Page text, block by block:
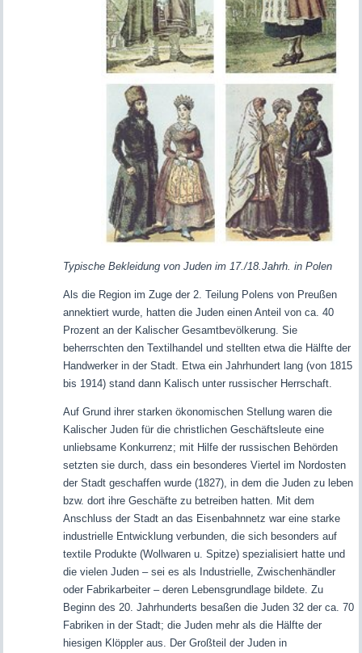
Typische Bekleidung von Juden im 17./18.Jahrh. in Polen
Als die Region im Zuge der 2. Teilung Polens von Preußen
annektiert wurde, hatten die Juden einen Anteil von ca. 40
Prozent an der Kalischer Gesamtbevölkerung. Sie
beherrschten den Textilhandel und stellten etwa die Hälfte der
Handwerker in der Stadt. Etwa ein Jahrhundert lang (von 1815
bis 1914) stand dann Kalisch unter russischer Herrschaft.
Auf Grund ihrer starken ökonomischen Stellung waren die
Kalischer Juden für die christlichen Geschäftsleute eine
unliebsame Konkurrenz; mit Hilfe der russischen Behörden
setzten sie durch, dass ein besonderes Viertel im Nordosten
der Stadt geschaffen wurde (1827), in dem die Juden zu leben
bzw. dort ihre Geschäfte zu betreiben hatten. Mit dem
Anschluss der Stadt an das Eisenbahnnetz war eine starke
industrielle Entwicklung verbunden, die sich besonders auf
textile Produkte (Wollwaren u. Spitze) spezialisiert hatte und
die vielen Juden – sei es als Industrielle, Zwischenhändler
oder Fabrikarbeiter – deren Lebensgrundlage bildete. Zu
Beginn des 20. Jahrhunderts besaßen die Juden 32 der ca. 70
Fabriken in der Stadt; die Juden mehr als die Hälfte der
hiesigen Klöppler aus. Der Großteil der Juden in